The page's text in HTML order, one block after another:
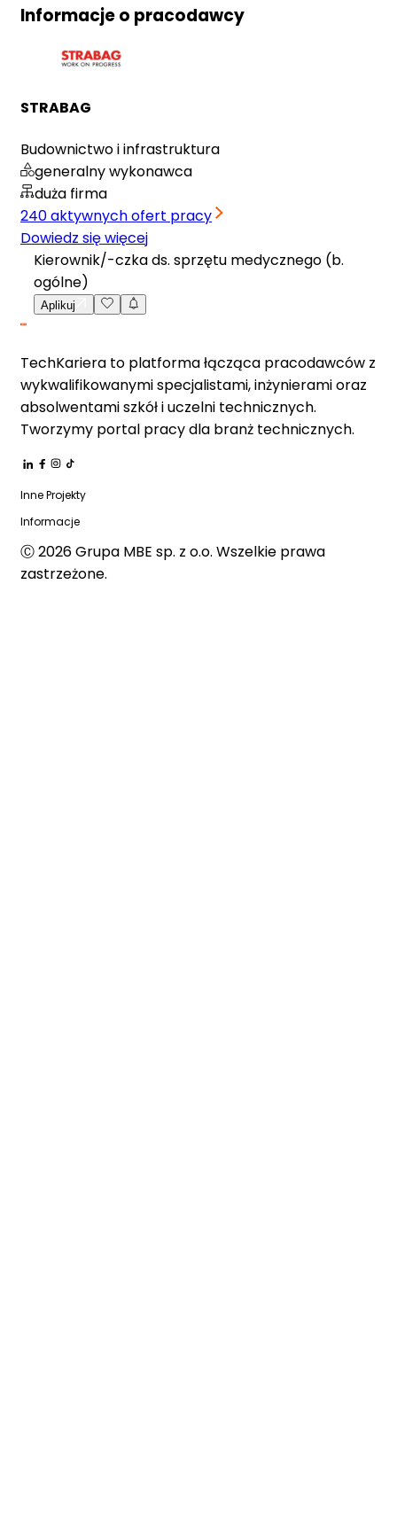
Informacje o pracodawcy
STRABAG
Budownictwo i infrastruktura
generalny wykonawca
duża firma
240aktywnych ofert pracy
Dowiedz się więcej
Kierownik/-czka ds. sprzętu medycznego (b.
ogólne)
Aplikuj
TechKariera to platforma łącząca pracodawców z
wykwalifikowanymi specjalistami, inżynierami oraz
absolwentami szkół i uczelni technicznych.
Tworzymy portal pracy dla branż technicznych.
Inne Projekty
Informacje
Ⓒ2026Grupa MBE sp. z o.o. Wszelkie prawa
zastrzeżone.